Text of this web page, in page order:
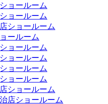
ョールーム
ョールーム
ショールーム
ールーム
ョールーム
ョールーム
ョールーム
ョールーム
ショールーム
店ショールーム